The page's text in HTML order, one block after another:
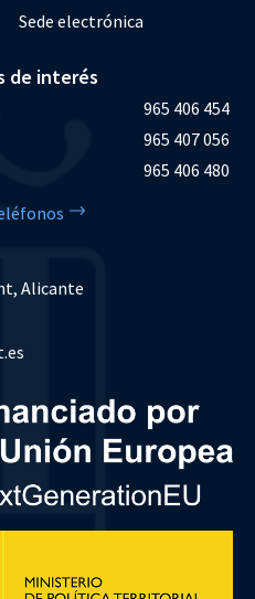
Sede electrónica
de interés
965 406 454
965 407 056
965 406 480
Alicante